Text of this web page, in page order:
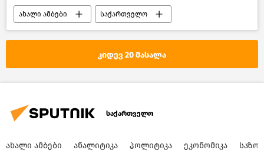
ახალი ამბები საქართველო
საქართველოს სახალხო დამცველი
საპროტესტო აქციები თბილისში
პოლიტიკა საქართველოში პოლიტიკა
კიდევ 20 მასალა
საქართველო
ᲐᲮᲐᲚᲘ ᲐᲛᲑᲔᲑᲘ ᲐᲜᲐᲚᲘᲢᲘᲙᲐ ᲞᲝᲚᲘᲢᲘᲙᲐ ᲔᲙᲝᲜᲝᲛᲘᲙᲐ